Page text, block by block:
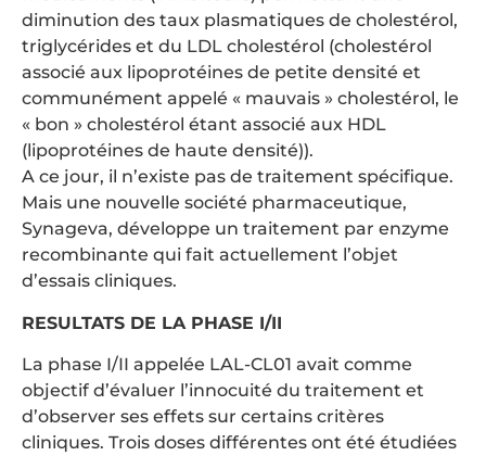
diminution des taux plasmatiques de cholestérol,
triglycérides et du LDL cholestérol (cholestérol
associé aux lipoprotéines de petite densité et
communément appelé « mauvais » cholestérol, le
« bon » cholestérol étant associé aux HDL
(lipoprotéines de haute densité)).
A ce jour, il n’existe pas de traitement spécifique.
Mais une nouvelle société pharmaceutique,
Synageva, développe un traitement par enzyme
recombinante qui fait actuellement l’objet
d’essais cliniques.
RESULTATS DE LA PHASE I/II
La phase I/II appelée LAL-CL01 avait comme
objectif d’évaluer l’innocuité du traitement et
d’observer ses effets sur certains critères
cliniques. Trois doses différentes ont été étudiées